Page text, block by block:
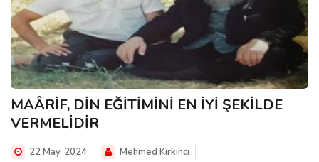
MAÂRİF, DİN EĞİTİMİNİ EN İYİ ŞEKİLDE
VERMELİDİR
22 May, 2024 Mehmed Kirkinci